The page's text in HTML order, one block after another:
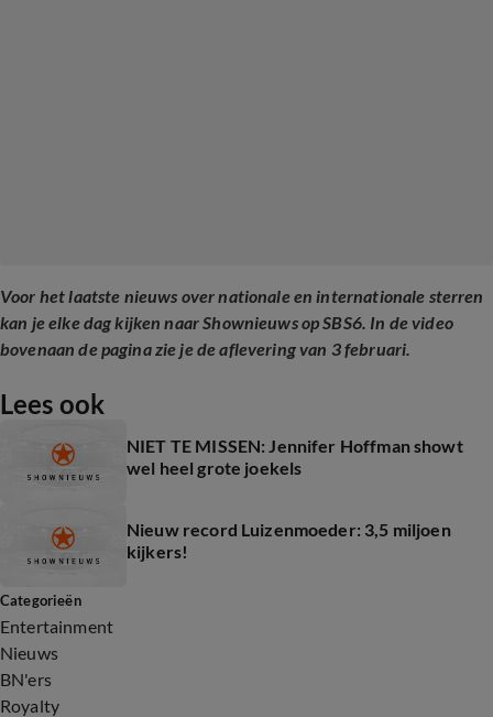
Voor het laatste nieuws over nationale en internationale sterren
kan je elke dag kijken naar Shownieuws op SBS6. In de video
bovenaan de pagina zie je de aflevering van 3 februari.
Lees ook
NIET TE MISSEN: Jennifer Hoffman showt
wel heel grote joekels
Nieuw record Luizenmoeder: 3,5 miljoen
kijkers!
Categorieën
Entertainment
Nieuws
BN'ers
Royalty